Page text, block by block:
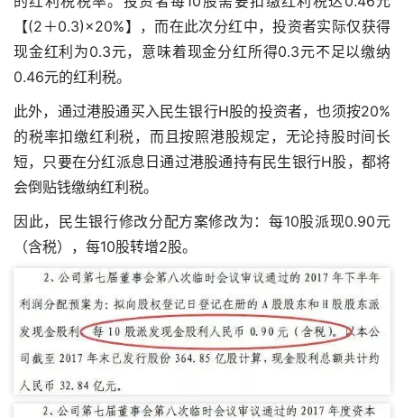
【(2＋0.3)×20%】，而在此次分红中，投资者实际仅获得
现金红利为0.3元，意味着现金分红所得0.3元不足以缴纳
0.46元的红利税。
此外，通过港股通买入民生银行H股的投资者，也须按20%
的税率扣缴红利税，而且按照港股规定，无论持股时间长
短，只要在分红派息日通过港股通持有民生银行H股，都将
会倒贴钱缴纳红利税。
因此，民生银行修改分配方案修改为：每10股派现0.90元
（含税），每10股转增2股。